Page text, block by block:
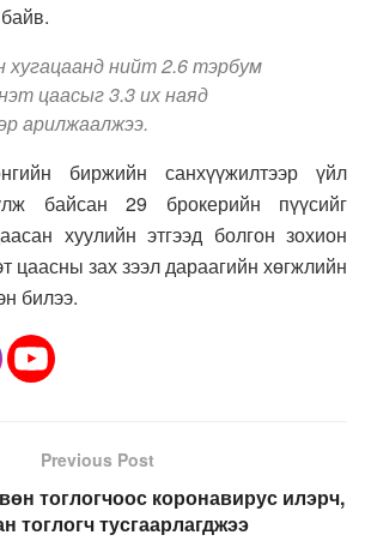
хугацаанд нийт 2.6 тэрбум
цаасыг 3.3 их наяд
арилжаалжээ.
биржийн санхүүжилтээр үйл
байсан 29 брокерийн пүүсийг
хуулийн этгээд болгон зохион
цаасны зах зээл дараагийн хөгжлийн
билээ.
Previous Post
тоглогчоос коронавирус илэрч,
тоглогч тусгаарлагджээ